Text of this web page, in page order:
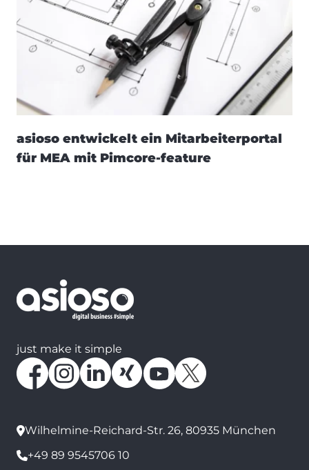
asioso entwickelt ein Mitarbeiterportal
für MEA mit Pimcore-feature
just make it simple
Wilhelmine-Reichard-Str. 26, 80935 München
+49 89 9545706 10